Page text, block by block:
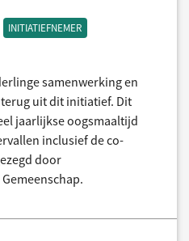
INITIATIEFNEMER
samenwerking en
uit dit initiatief. Dit
jaarlijkse oogsmaaltijd
inclusief de co-
door